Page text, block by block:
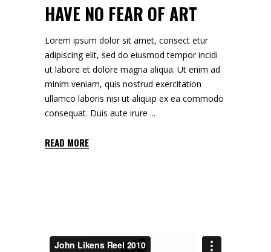
HAVE NO FEAR OF ART
Lorem ipsum dolor sit amet, consect etur
adipiscing elit, sed do eiusmod tempor incidi
ut labore et dolore magna aliqua. Ut enim ad
minim veniam, quis nostrud exercitation
ullamco laboris nisi ut aliquip ex ea commodo
consequat. Duis aute irure
READ MORE